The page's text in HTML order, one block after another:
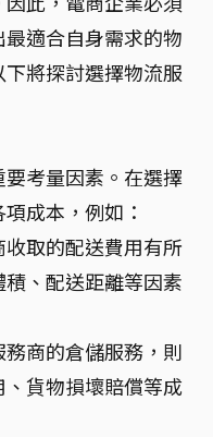
適合自身需求的物
將探討選擇物流服
考量因素。在選擇
成本，例如：
取的配送費用有所
、配送距離等因素
商的倉儲服務，則
貨物損壞賠償等成